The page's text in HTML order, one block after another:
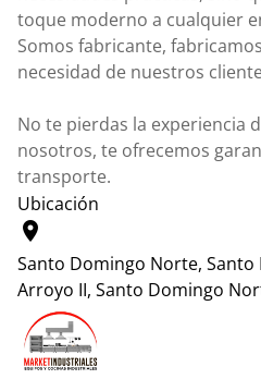
toque moderno a cualquier
Somos fabricante,
necesidad de nuestros
No te pierdas la experiencia
nosotros, te ofrecemos
transporte.
Ubicación
location_on
Santo Domingo Norte, Santo
Arroyo II, Santo Domingo
+
−